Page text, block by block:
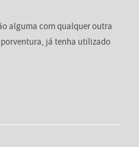
alguma com qualquer outra
já tenha utilizado